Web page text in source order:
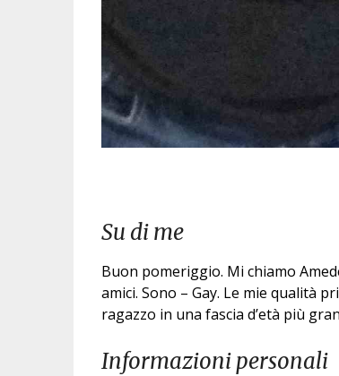
Su di me
Buon pomeriggio. Mi chiamo
amici. Sono – Gay. Le mie qualità
ragazzo in una fascia d’età più
Informazioni personali